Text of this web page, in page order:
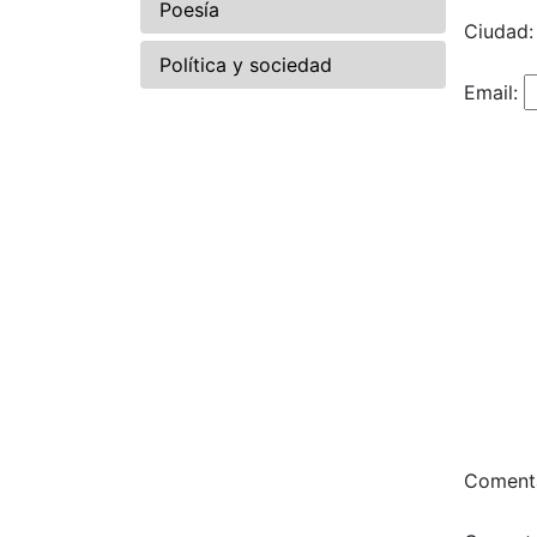
Poesía
Política y sociedad
Ciudad:
Email: